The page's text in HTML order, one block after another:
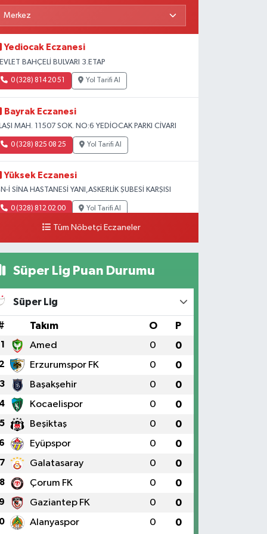
Yediocak Eczanesi
BAHÇELİ BULVARI 3.ETAP
0 (328) 814 20 51 Yol Tarifi Al
Bayrak Eczanesi
MAH. 11507 SOK. NO:6 YEDİOCAK PARKI CİVARI
0 (328) 825 08 25 Yol Tarifi Al
Yüksek Eczanesi
İ SİNA HASTANESİ YANI,ASKERLİK ŞUBESİ KARŞISI
0 (328) 812 02 00 Yol Tarifi Al
Tüm Nöbetçi Eczaneler
Süper Lig Puan Durumu
Süper Lig
Takım O P
1 Amed 0 0
2 Erzurumspor FK 0 0
3 Başakşehir 0 0
4 Kocaelispor 0 0
5 Beşiktaş 0 0
6 Eyüpspor 0 0
7 Galatasaray 0 0
8 Çorum FK 0 0
9 Gaziantep FK 0 0
Alanyaspor 0 0